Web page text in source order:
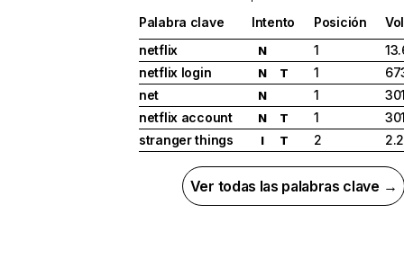
Palabra clave Intento Posición
netflix
N 1
netflix login
N T 1
net
N 1
netflix account
N T 1
stranger things
I T 2
Ver todas las palabras clave →